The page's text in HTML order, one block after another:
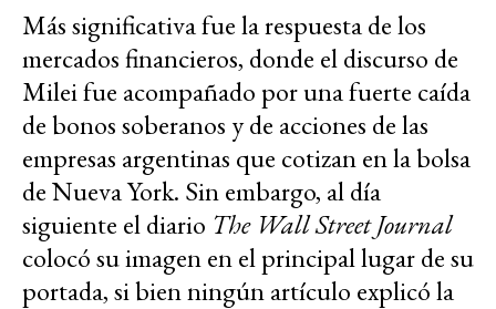
Más significativa fue la respuesta de los
mercados financieros, donde el discurso de
Milei fue acompañado por una fuerte caída
de bonos soberanos y de acciones de las
empresas argentinas que cotizan en la bolsa
de Nueva York. Sin embargo, al día
siguiente el diario The Wall Street Journal
colocó su imagen en el principal lugar de su
portada, si bien ningún artículo explicó la